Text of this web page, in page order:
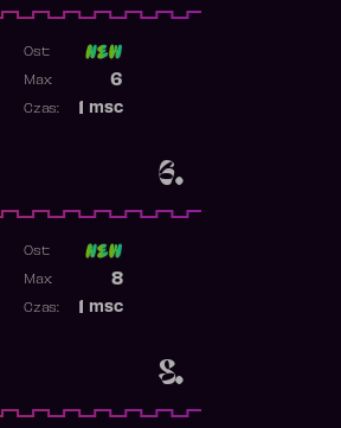
6.
Ost:
6
Max:
msc
Czas:
8.
Ost:
8
Max:
msc
Czas: